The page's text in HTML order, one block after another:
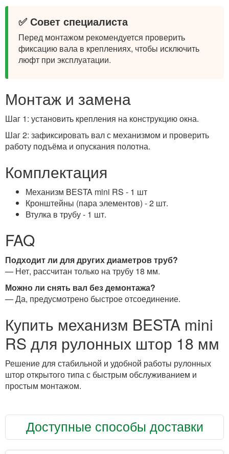
✅ Совет специалиста
Перед монтажом рекомендуется проверить
фиксацию вала в креплениях, чтобы исключить
люфт при эксплуатации.
Монтаж и замена
Шаг 1: установить крепления на конструкцию окна.
Шаг 2: зафиксировать вал с механизмом и проверить
работу подъёма и опускания полотна.
Комплектация
Механизм BESTA mini RS - 1 шт
Кронштейны (пара элементов) - 2 шт.
Втулка в трубу - 1 шт.
FAQ
Подходит ли для других диаметров труб?
— Нет, рассчитан только на трубу 18 мм.
Можно ли снять вал без демонтажа?
— Да, предусмотрено быстрое отсоединение.
Купить механизм BESTA mini
RS для рулонных штор 18 мм
Решение для стабильной и удобной работы рулонных
штор открытого типа с быстрым обслуживанием и
простым монтажом.
Доступные способы доставки